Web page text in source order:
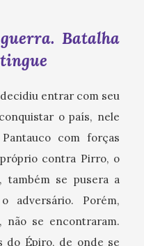
Batalha
entrar com seu
o país, nele
com forças
contra Pirro, o
também se pusera a
adversário. Porém,
não se encontraram.
do Épiro, de onde se